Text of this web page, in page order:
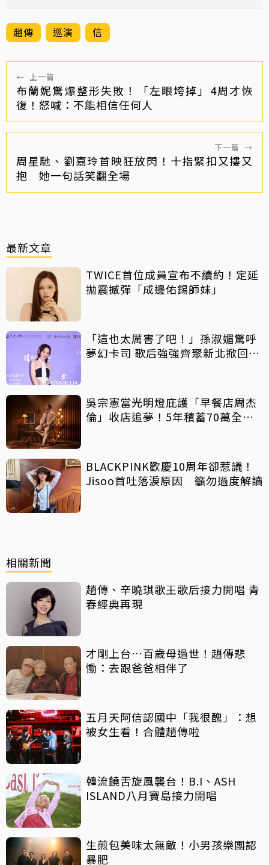
趙傳 巡演 信
← 上一篇
布蘭妮驚爆整形失敗！「左眼垮掉」4周才恢
復！怒喊：不能相信任何人
下一篇 →
周星馳、劉嘉玲首映狂放閃！十指緊扣又摟又
抱 她一句話笑翻全場
最新文章
TWICE首位成員宣布不續約！定延
拋震撼彈「成邊佑錫師妹」
「這也太厲害了吧！」孫淑媚驚呼
夢幻卡司 歌后強強齊聚新北掀回憶
吳宗憲當光明燈庇護「早餐店周杰
倫」收店追夢！5年積蓄70萬全砸
BLACKPINK歡慶10周年卻惹議！
Jisoo首吐落淚原因 籲勿過度解讀
相關新聞
趙傳、辛曉琪歌王歌后接力開唱 青
春經典再現
才剛上台…百歲母過世！趙傳悲
慟：去跟爸爸相伴了
五月天阿信認國中「我很醜」：想
被女生看！合體趙傳啦
韓流饒舌旋風襲台！B.I、ASH
ISLAND八月寶島接力開唱
生煎包美味太無敵！小男孩樂團認
暴肥